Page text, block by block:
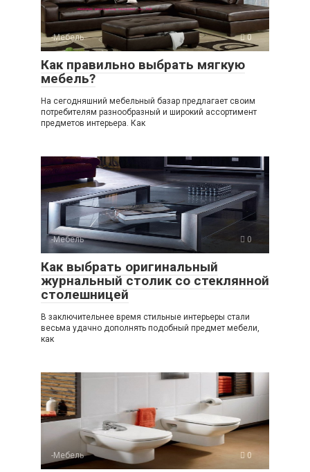
-Мебель 0
Как правильно выбрать мягкую
мебель?
На сегодняшний мебельный базар предлагает своим
потребителям разнообразный и широкий ассортимент
предметов интерьера. Как
-Мебель 0
Как выбрать оригинальный
журнальный столик со стеклянной
столешницей
В заключительнее время стильные интерьеры стали
весьма удачно дополнять подобный предмет мебели,
как
-Мебель 0